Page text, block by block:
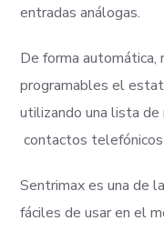
entradas análogas.
De forma automática,
programables el
utilizando una lista de
contactos telefónicos
Sentrimax es una de
fáciles de usar en el